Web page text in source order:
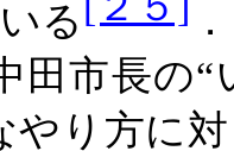
る
．
田市長の
やり方に